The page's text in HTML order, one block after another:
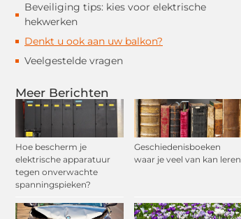
Beveiliging tips: kies voor elektrische
hekwerken
Denkt u ook aan uw balkon?
Veelgestelde vragen
Meer Berichten
Hoe bescherm je
elektrische apparatuur
tegen onverwachte
spanningspieken?
Geschiedenisboeken
waar je veel van kan leren